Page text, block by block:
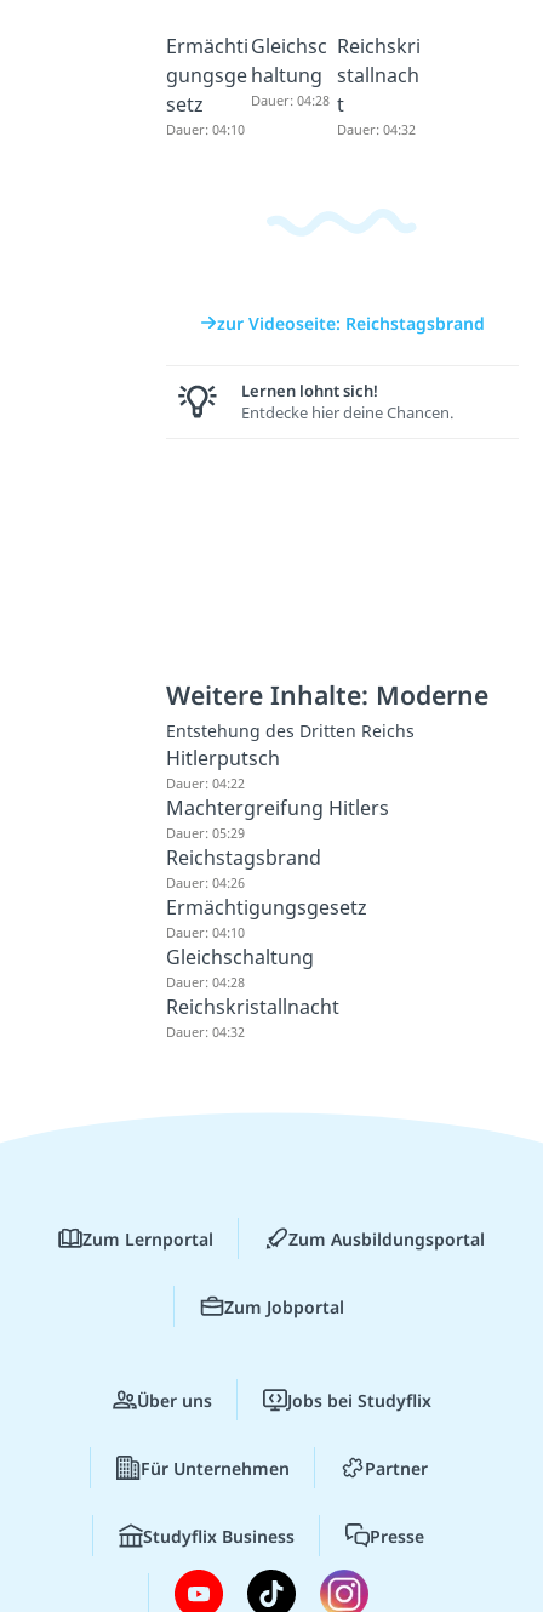
Ermächti
gungsge
setz
Dauer: 04:10
Gleichsc
haltung
Dauer: 04:28
Reichskri
stallnach
t
Dauer: 04:32
zur Videoseite: Reichstagsbrand
Lernen lohnt sich!
Entdecke hier deine Chancen.
Weitere Inhalte: Moderne
Entstehung des Dritten Reichs
Hitlerputsch
Dauer: 04:22
Machtergreifung Hitlers
Dauer: 05:29
Reichstagsbrand
Dauer: 04:26
Ermächtigungsgesetz
Dauer: 04:10
Gleichschaltung
Dauer: 04:28
Reichskristallnacht
Dauer: 04:32
Zum Lernportal Zum Ausbildungsportal
Zum Jobportal
Über uns Jobs bei Studyflix
Für Unternehmen Partner
Studyflix Business Presse